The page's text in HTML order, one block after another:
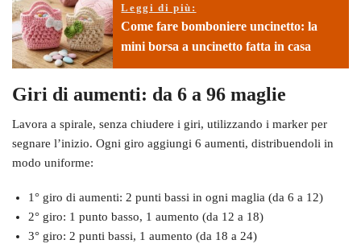
Leggi di più:
Come fare bomboniere uncinetto: la
mini borsa a uncinetto fatta in casa
Giri di aumenti: da 6 a 96 maglie
Lavora a spirale, senza chiudere i giri, utilizzando i marker per
segnare l’inizio. Ogni giro aggiungi 6 aumenti, distribuendoli in
modo uniforme:
1° giro di aumenti: 2 punti bassi in ogni maglia (da 6 a 12)
2° giro: 1 punto basso, 1 aumento (da 12 a 18)
3° giro: 2 punti bassi, 1 aumento (da 18 a 24)